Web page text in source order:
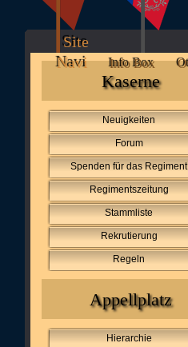
Site
Navi
Info Box
Kaserne
Neuigkeiten
Forum
Spenden für das Regiment
Regimentszeitung
Stammliste
Rekrutierung
Regeln
Appellplatz
Hierarchie